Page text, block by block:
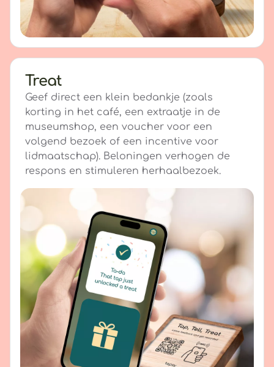
Treat
Geef direct een klein bedankje (zoals
korting in het café, een extraatje in de
museumshop, een voucher voor een
volgend bezoek of een incentive voor
lidmaatschap). Beloningen verhogen de
respons en stimuleren herhaalbezoek.